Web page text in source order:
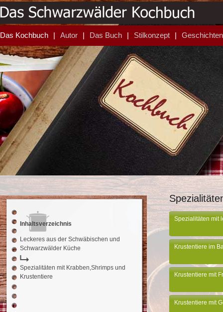
Das Kochbuch Autor Das Buch Stilkonzept Geschichten
Spezialitäten mit
Krustentiere im
Krustentiere mit
Krustentiere mit
Inhaltsverzeichnis
Leckeres aus der Schwäbischen und
Schwarzwälder Küche
Spezialitäten mit Krabben,Shrimps und
Krustentiere